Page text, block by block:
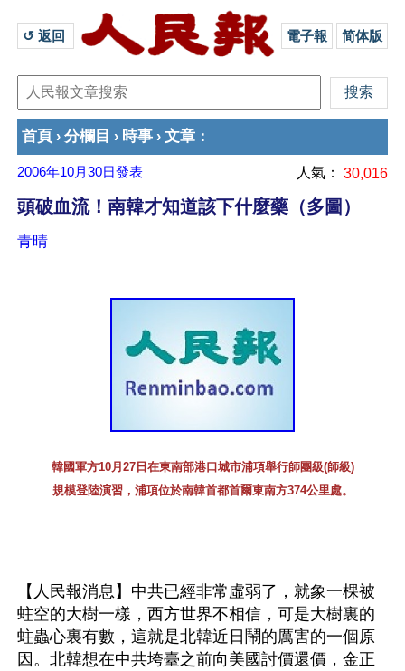
↺ 返回 電子報 简体版
首頁 › 分欄目 › 時事 › 文章 ：
2006年10月30日發表 人氣： 30,016
頭破血流！南韓才知道該下什麼藥（多圖）
青晴
韓國軍方10月27日在東南部港口城市浦項舉行師團級(師級)
規模登陸演習，浦項位於南韓首都首爾東南方374公里處。
【人民報消息】中共已經非常虛弱了，就象一棵被
蛀空的大樹一樣，西方世界不相信，可是大樹裏的
蛀蟲心裏有數，這就是北韓近日鬧的厲害的一個原
因。北韓想在中共垮臺之前向美國討價還價，金正